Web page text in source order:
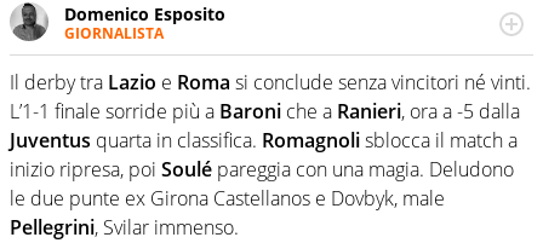
Domenico Esposito
GIORNALISTA
Da vent’anni in campo e sul campo per vivere ogni evento
in tutte le sue sfaccettature. Passione smisurata per il
calcio e per la sfera di cuoio. Il pallone è una cosa
serissima, guai a dirgli di no
Il derby tra Lazio e Roma si conclude senza vincitori né vinti.
L’1-1 finale sorride più a Baroni che a Ranieri, ora a -5 dalla
Juventus quarta in classifica. Romagnolisblocca il match a
inizio ripresa, poi Soulé pareggia con una magia. Deludono
le due punte ex Girona Castellanos e Dovbyk, male
Pellegrini, Svilar immenso.